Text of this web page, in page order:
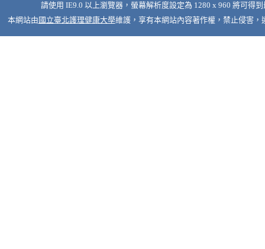
請使用 IE9.0 以上瀏覽器，螢幕解析度設定為 1280 x 960 將可得
本網站由 國立臺北護理健康大學維護，享有本網站內容著作權，禁止侵害，